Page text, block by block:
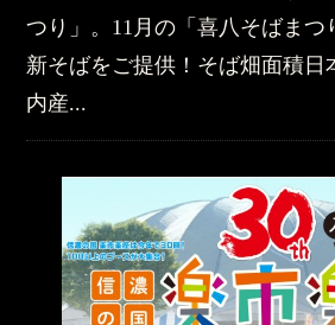
つり」。11月の「喜八そばまつ
新そばをご提供！そば畑面積日
内産...